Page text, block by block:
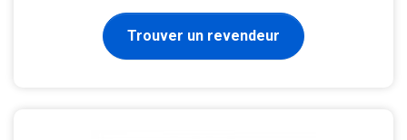
Trouver un revendeur